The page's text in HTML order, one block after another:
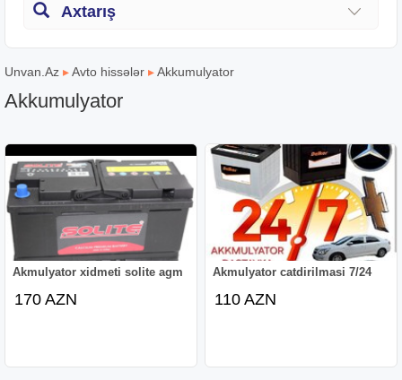
Axtarış
Unvan.Az ▸Avto hissələr ▸Akkumulyator
Akkumulyator
Akmulyator xidmeti solite agm
170 AZN
Akmulyator catdirilmasi 7/24
110 AZN